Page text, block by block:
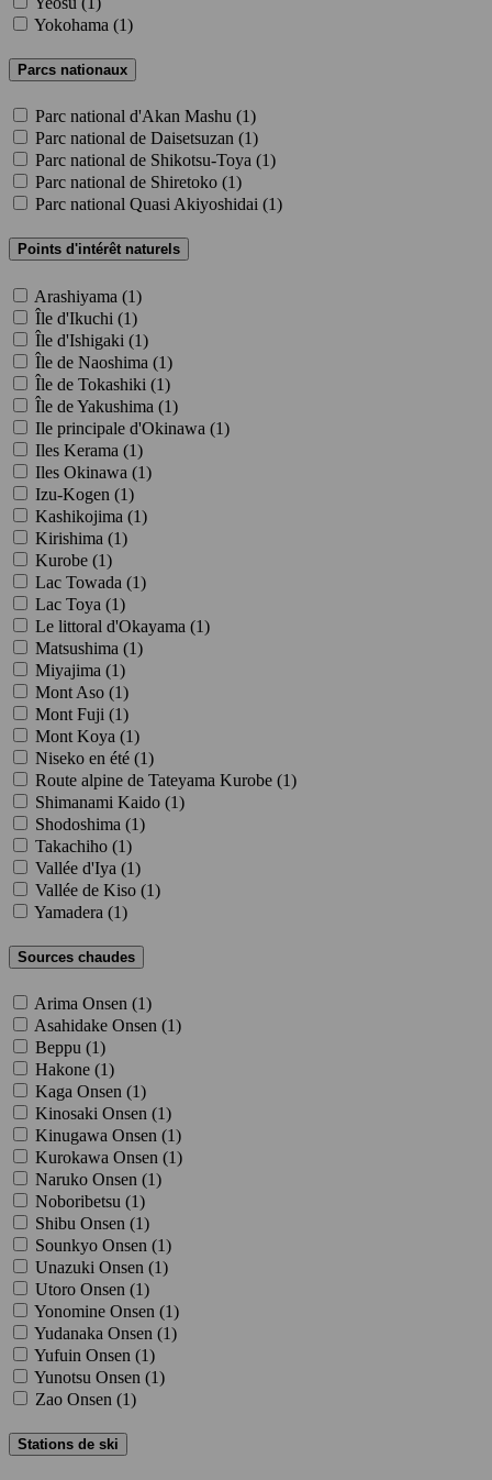
Yokohama (1)
Parcs nationaux
Parc national d'Akan Mashu (1)
Parc national de Daisetsuzan (1)
Parc national de Shikotsu-Toya (1)
Parc national de Shiretoko (1)
Parc national Quasi Akiyoshidai (1)
Points d'intérêt naturels
Arashiyama (1)
Île d'Ikuchi (1)
Île d'Ishigaki (1)
Île de Naoshima (1)
Île de Tokashiki (1)
Île de Yakushima (1)
Ile principale d'Okinawa (1)
Iles Kerama (1)
Iles Okinawa (1)
Izu-Kogen (1)
Kashikojima (1)
Kirishima (1)
Kurobe (1)
Lac Towada (1)
Lac Toya (1)
Le littoral d'Okayama (1)
Matsushima (1)
Miyajima (1)
Mont Aso (1)
Mont Fuji (1)
Mont Koya (1)
Niseko en été (1)
Route alpine de Tateyama Kurobe (1)
Shimanami Kaido (1)
Shodoshima (1)
Takachiho (1)
Vallée d'Iya (1)
Vallée de Kiso (1)
Yamadera (1)
Sources chaudes
Arima Onsen (1)
Asahidake Onsen (1)
Beppu (1)
Hakone (1)
Kaga Onsen (1)
Kinosaki Onsen (1)
Kinugawa Onsen (1)
Kurokawa Onsen (1)
Naruko Onsen (1)
Noboribetsu (1)
Shibu Onsen (1)
Sounkyo Onsen (1)
Unazuki Onsen (1)
Utoro Onsen (1)
Yonomine Onsen (1)
Yudanaka Onsen (1)
Yufuin Onsen (1)
Yunotsu Onsen (1)
Zao Onsen (1)
Stations de ski